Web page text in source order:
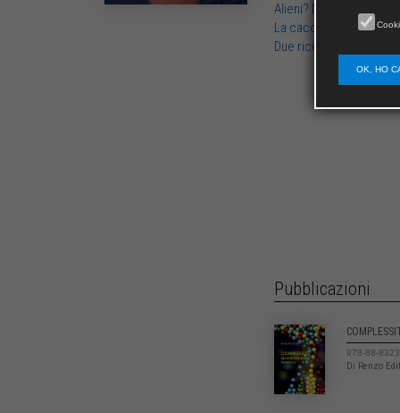
Alieni? No, Materia
La caccia alla materia
Due ricercatori
Pubblicazioni
978-88-
Di Renzo
OK, HO